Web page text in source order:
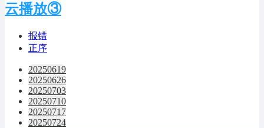
云播放③
报错
正序
20250619
20250626
20250703
20250710
20250717
20250724